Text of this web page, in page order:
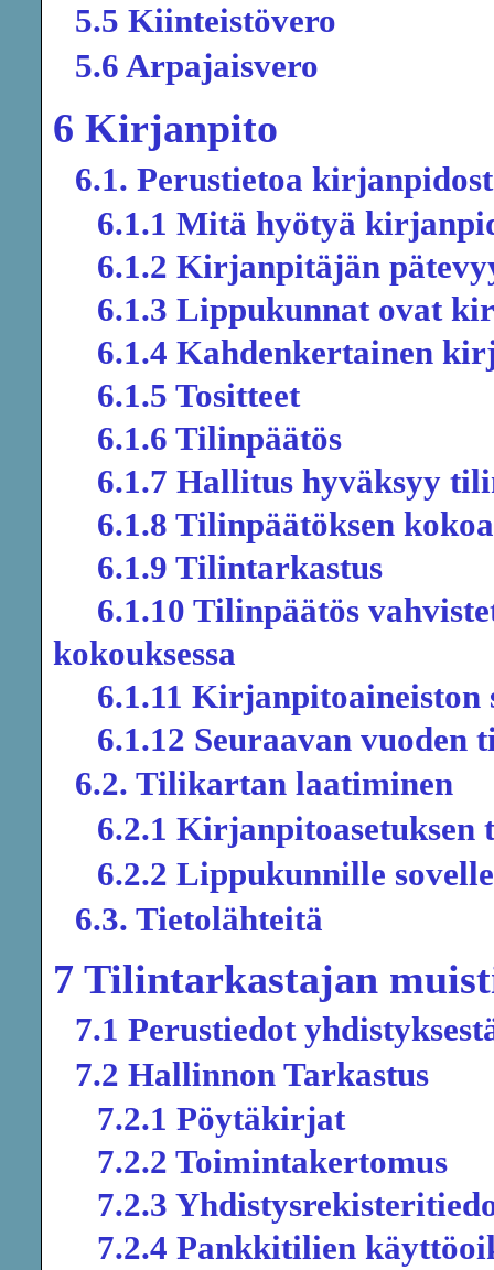
5.5 Kiinteistövero
5.6 Arpajaisvero
6 Kirjanpito
6.1. Perustietoa
6.1.1 Mitä hyötyä
6.1.2 Kirjanpitäjän
6.1.3 Lippukunnat ovat
6.1.4 Kahdenkertainen
6.1.5 Tositteet
6.1.6 Tilinpäätös
6.1.7 Hallitus hyväksyy
6.1.8 Tilinpäätöksen
6.1.9 Tilintarkastus
6.1.10 Tilinpäätös
kokouksessa
6.1.11 Kirjanpitoaineiston
6.1.12 Seuraavan vuoden
6.2. Tilikartan laatiminen
6.2.1 Kirjanpitoasetuksen
6.2.2 Lippukunnille
6.3. Tietolähteitä
7 Tilintarkastajan
7.1 Perustiedot
7.2 Hallinnon Tarkastus
7.2.1 Pöytäkirjat
7.2.2 Toimintakertomus
7.2.3
7.2.4 Pankkitilien